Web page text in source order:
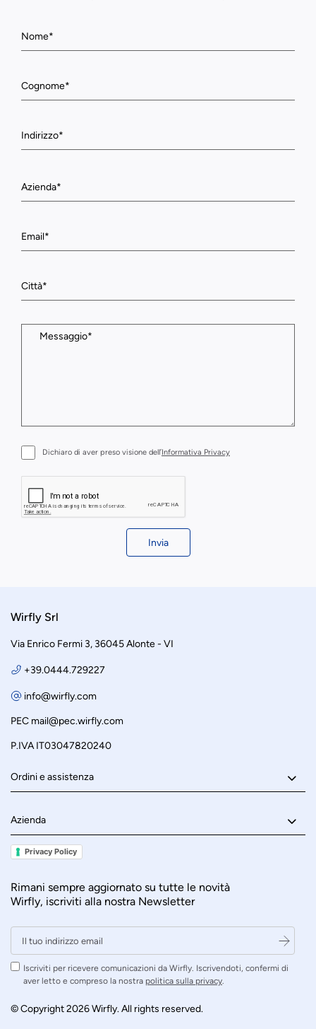
Dichiaro di aver preso visione dell’Informativa Privacy
Invia
Wirfly Srl
Via Enrico Fermi 3, 36045 Alonte - VI
+39.0444.729227
info@wirfly.com
PEC mail@pec.wirfly.com
P.IVA IT03047820240
Ordini e assistenza
Azienda
Privacy Policy
Rimani sempre aggiornato su tutte le novità
Wirfly, iscriviti alla nostra Newsletter
Iscriviti per ricevere comunicazioni da Wirfly. Iscrivendoti, confermi di
aver letto e compreso la nostra politica sulla privacy.
© Copyright 2026 Wirfly. All rights reserved.